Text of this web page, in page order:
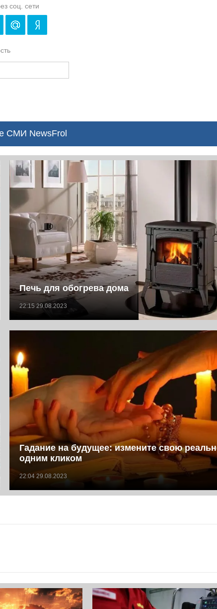
соц. сети
СМИ NewsFrol
Печь для обогрева дома
22:15 29.08.2023
Гадание на будущее: измените свою
одним кликом
22:04 29.08.2023